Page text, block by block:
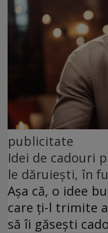
publicitate
Idei de cadouri
le dăruiești, în
Așa că, o idee
care ți-l trimite
să îi găsești